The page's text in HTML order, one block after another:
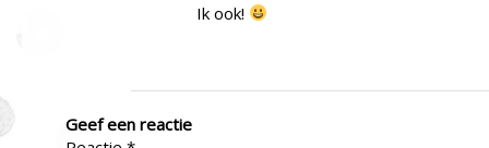
Ik ook!
Geef een reactie